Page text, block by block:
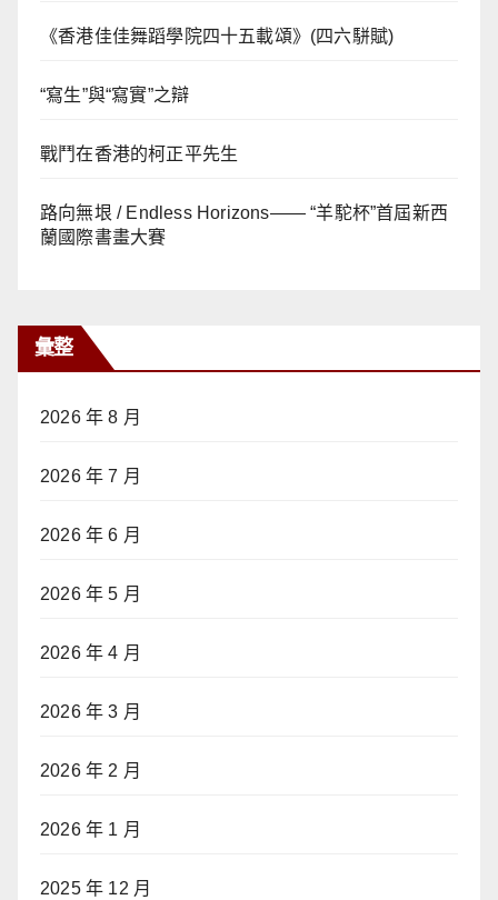
《香港佳佳舞蹈學院四十五載頌》(四六駢賦)
“寫生”與“寫實”之辯
戰鬥在香港的柯正平先生
路向無垠 / Endless Horizons—— “羊駝杯”首屆新西
蘭國際書畫大賽
彙整
2026 年 8 月
2026 年 7 月
2026 年 6 月
2026 年 5 月
2026 年 4 月
2026 年 3 月
2026 年 2 月
2026 年 1 月
2025 年 12 月